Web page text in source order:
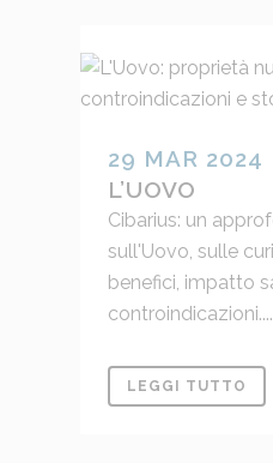
29 MAR 2024
L’UOVO
Cibarius: un
sull'Uovo, sulle
benefici, impatto
controindicazioni....
LEGGI TUTTO